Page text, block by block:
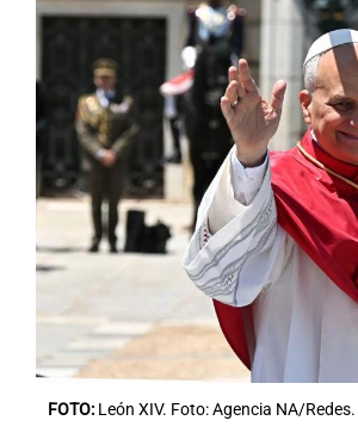
FOTO: León XIV. Foto: Agencia NA/Redes.